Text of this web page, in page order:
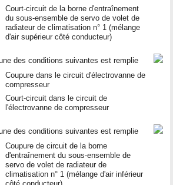
Court-circuit de la borne d'entraînement
du sous-ensemble de servo de volet de
radiateur de climatisation n° 1 (mélange
d'air supérieur côté conducteur)
des conditions suivantes est remplie
Coupure dans le circuit d'électrovanne de
compresseur
Court-circuit dans le circuit de
l'électrovanne de compresseur
des conditions suivantes est remplie
Coupure de circuit de la borne
d'entraînement du sous-ensemble de
servo de volet de radiateur de
climatisation n° 1 (mélange d'air inférieur